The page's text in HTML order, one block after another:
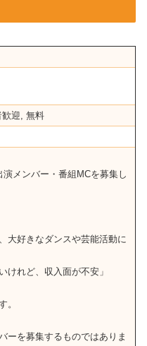
歓迎, 無料
メンバー・番組MCを募集し
大好きなダンスや芸能活動に
けれど、収入面が不安」
。
ーを募集するものではありま